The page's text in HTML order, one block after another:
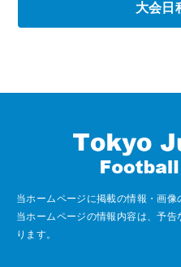
大会日
当ホームページに掲載の情報・画像
当ホームページの情報内容は、予
ります。